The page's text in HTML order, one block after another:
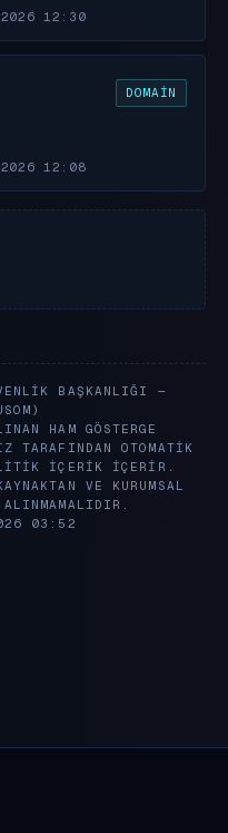
12:30
DOMAIN
12:08
BAŞKANLIĞI —
HAM GÖSTERGE
TARAFINDAN OTOMATIK
IÇERIK IÇERIR.
VE KURUMSAL
03:52